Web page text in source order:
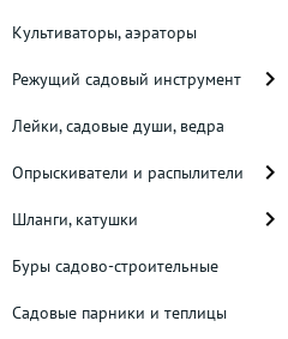
Культиваторы, аэраторы
Режущий садовый инструмент
Лейки, садовые души, ведра
Опрыскиватели и распылители
Шланги, катушки
Буры садово-строительные
Садовые парники и теплицы